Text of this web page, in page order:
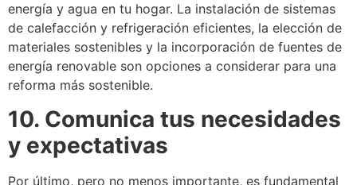
energía y agua en tu hogar. La instalación de sistemas
de calefacción y refrigeración eficientes, la elección de
materiales sostenibles y la incorporación de fuentes de
energía renovable son opciones a considerar para una
reforma más sostenible.
10. Comunica tus necesidades
y expectativas
Por último, pero no menos importante, es fundamental